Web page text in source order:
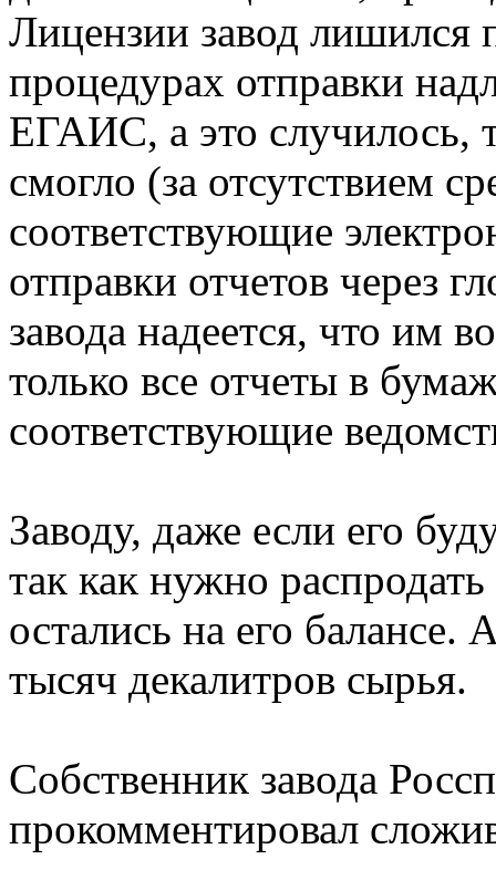
Лицензии завод
процедурах отправки
ЕГАИС, а это случилось,
смогло (за отсутствием
соответствующие
отправки отчетов через
завода надеется, что им
только все отчеты в
соответствующие
Заводу, даже если его
так как нужно
остались на его балансе.
тысяч декалитров сырья.
Собственник завода
прокомментировал